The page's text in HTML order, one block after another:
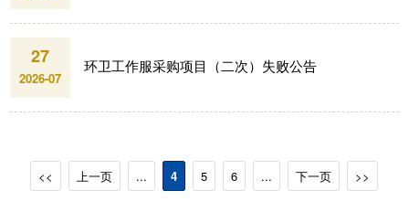
27
2026-07
环卫工作服采购项目（二次）失败公告
<< 上一页 ... 4 5 6 ... 下一页 >>